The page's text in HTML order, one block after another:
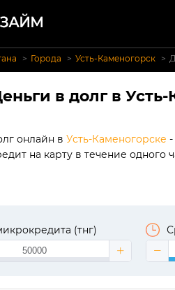
Города Усть-Каменогорск
в долг в
онлайн в Усть-Каменогорске -
на карту в течение
(тнг)